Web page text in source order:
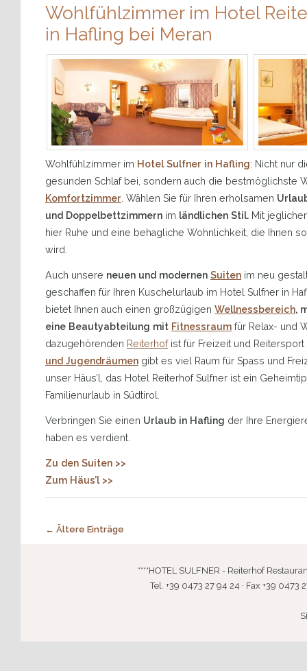
Wohlfühlzimmer im Hotel
in Hafling bei Meran
Wohlfühlzimmer im Hotel Sulfner in Hafling: Nicht nur
gesunden Schlaf bei, sondern auch die bestmöglichste
Komfortzimmer . Wählen Sie für Ihren erholsamen
und Doppelbettzimmern im ländlichen Stil. Mit
hier Ruhe und eine behagliche Wohnlichkeit, die Ihnen
wird.
Auch unsere neuen und modernen Suiten im neu
geschaffen für Ihren Kuschelurlaub im Hotel Sulfner in
bietet Ihnen auch einen großzügigen Wellnessbereich,
eine Beautyabteilung mit Fitnessraum für Relax- und
dazugehörenden Reiterhof ist für Freizeit und
und Jugendräumen gibt es viel Raum für Spass und
unser Häus’l, das Hotel Reiterhof Sulfner ist ein
Familienurlaub in Südtirol.
Verbringen Sie einen Urlaub in Hafling der Ihre
haben es verdient.
Zu den Suiten >>
Zum Häus’l >>
Post navigation
← Ältere Einträge
****HOTEL SULFNER - Reiterhof
Tel. +39 0473 27 94 24 · Fax +39 0473